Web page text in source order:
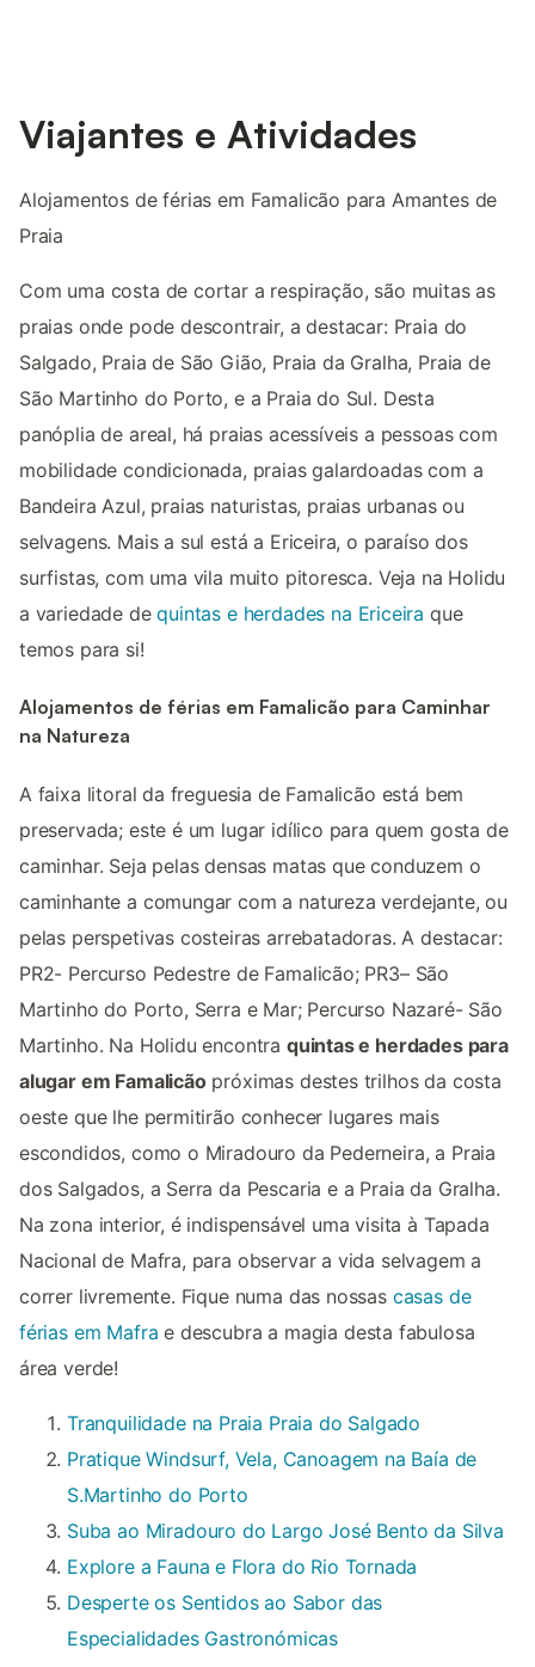
Viajantes e Atividades
Alojamentos de férias em Famalicão para Amantes de
Praia
Com uma costa de cortar a respiração, são muitas as
praias onde pode descontrair, a destacar: Praia do
Salgado, Praia de São Gião, Praia da Gralha, Praia de
São Martinho do Porto, e a Praia do Sul. Desta
panóplia de areal, há praias acessíveis a pessoas com
mobilidade condicionada, praias galardoadas com a
Bandeira Azul, praias naturistas, praias urbanas ou
selvagens. Mais a sul está a Ericeira, o paraíso dos
surfistas, com uma vila muito pitoresca. Veja na Holidu
a variedade dequintas e herdades na Ericeira que
temos para si!
Alojamentos de férias em Famalicão para Caminhar
na Natureza
A faixa litoral da freguesia de Famalicão está bem
preservada; este é um lugar idílico para quem gosta de
caminhar. Seja pelas densas matas que conduzem o
caminhante a comungar com a natureza verdejante, ou
pelas perspetivas costeiras arrebatadoras. A destacar:
PR2- Percurso Pedestre de Famalicão; PR3– São
Martinho do Porto, Serra e Mar; Percurso Nazaré- São
Martinho. Na Holidu encontra quintas e herdades para
alugar em Famalicãopróximas destes trilhos da costa
oeste que lhe permitirão conhecer lugares mais
escondidos, como o Miradouro da Pederneira, a Praia
dos Salgados, a Serra da Pescaria e a Praia da Gralha.
Na zona interior, é indispensável uma visita à Tapada
Nacional de Mafra, para observar a vida selvagem a
correr livremente. Fique numa das nossas casas de
férias em Mafra e descubra a magia desta fabulosa
área verde!
Tranquilidade na Praia Praia do Salgado
Pratique Windsurf, Vela, Canoagem na Baía de
S.Martinho do Porto
Suba ao Miradouro do Largo José Bento da Silva
Explore a Fauna e Flora do Rio Tornada
Desperte os Sentidos ao Sabor das
Especialidades Gastronómicas